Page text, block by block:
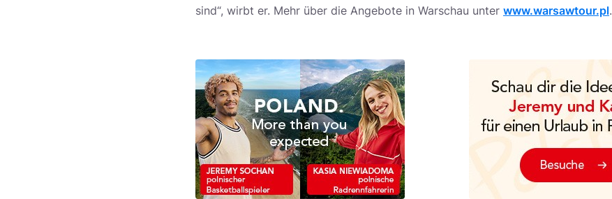
sind“, wirbt er. Mehr über die Angebote in Warschau unter www.warsawtour.pl.